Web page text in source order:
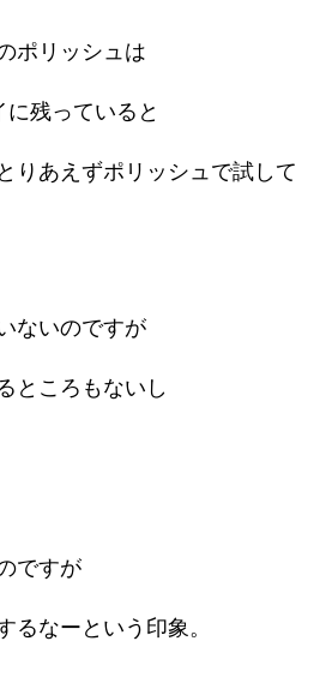
ポリッシュは
残っていると
りあえずポリッシュで試して
ないのですが
ところもないし
ですが
るなーという印象。